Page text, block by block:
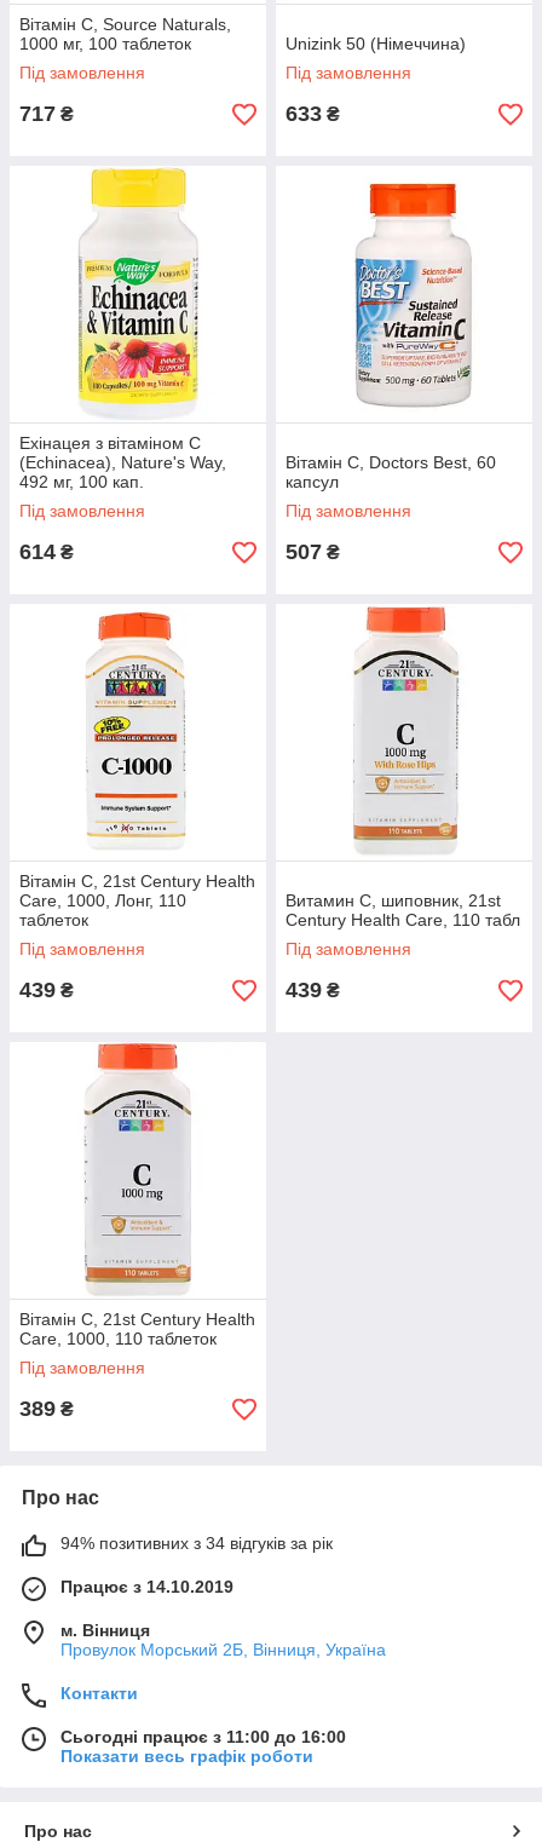
Solaray, Кверцетин, 500 мг, 90
вегетаріанських капсул
Біофлавоноїд, що надає антиоксидантну,
цитостатичну та онкопротекторну дію.
Вироблено в США.
Дізнатися більше
Переваги нашої компанії
Великий асортимент
В онлайн-камері на сайті представлений
величезний вибір біодобавок для
підтримки імунітету та зміцнення
європейського та американського
Доступні ціни
У нас налагоджена система прямої
співпраці з перевіреними та надійними
виробниками, тому ми забезпечуємо
лояльні ціни, без посередніх накруток
Індивідуальний підхід
Ми уважно підходимо до потреб
необхідні позиції зі США та Європи
індивідуальним замовленням
Вітамін С, Source Naturals,
1000 мг, 100 таблеток
Під замовлення
717 ₴
Unizink 50 (Німеччина)
Під замовлення
633 ₴
Ехінацея з вітаміном С
(Echinacea), Nature's Way,
492 мг, 100 кап.
Під замовлення
614 ₴
Вітамін С, Doctors Best, 60
капсул
Під замовлення
507 ₴
Вітамін С, 21st Century Health
Care, 1000, Лонг, 110
таблеток
Під замовлення
439 ₴
Витамин С, шиповник, 21st
Century Health Care, 110 табл
Під замовлення
439 ₴
Вітамін С, 21st Century Health
Care, 1000, 110 таблеток
Під замовлення
389 ₴
Про нас
94% позитивних з 34 відгуків за рік
Працює з 14.10.2019
м. Вінниця
Провулок Морський 2Б, Вінниця, Україна
Контакти
Сьогодні працює з 11:00 до 16:00
Показати весь графік роботи
Про нас